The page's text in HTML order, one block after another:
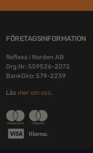
FÖRETAGSINFORMATION
Reflexa i Norden AB
Org.Nr: 559526-2072
BankGiro: 579-2239
Läs mer om oss.